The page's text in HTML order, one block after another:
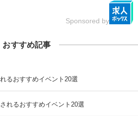
Sponsored by
おすすめ記事
るおすすめイベント20選
れるおすすめイベント20選